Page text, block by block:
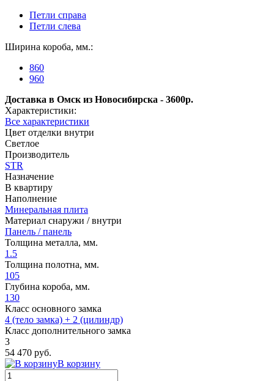
Петли справа
Петли слева
Ширина короба, мм.:
860
960
Доставка в Омск из Новосибирска - 3600р.
Характеристики:
Все характеристики
Цвет отделки внутри
Светлое
Производитель
STR
Назначение
В квартиру
Наполнение
Минеральная плита
Материал снаружи / внутри
Панель / панель
Толщина металла, мм.
1.5
Толщина полотна, мм.
105
Глубина короба, мм.
130
Класс основного замка
4 (тело замка) + 2 (цилиндр)
Класс дополнительного замка
3
54 470 руб.
В корзину